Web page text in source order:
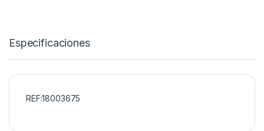
Especificaciones
REF:18003675